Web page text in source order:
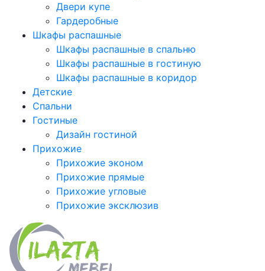
Двери купе
Гардеробные
Шкафы распашные
Шкафы распашные в спальню
Шкафы распашные в гостиную
Шкафы распашные в коридор
Детские
Спальни
Гостиные
Дизайн гостиной
Прихожие
Прихожие эконом
Прихожие прямые
Прихожие угловые
Прихожие эксклюзив